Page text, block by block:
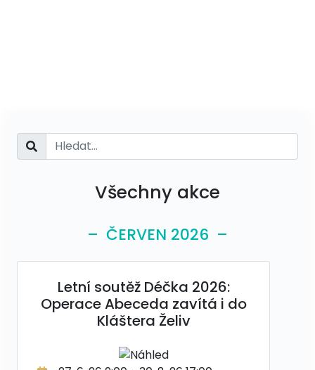
Všechny akce
– ČERVEN 2026 –
Letní soutěž Déčka 2026:
Operace Abeceda zavítá i do
Kláštera Želiv